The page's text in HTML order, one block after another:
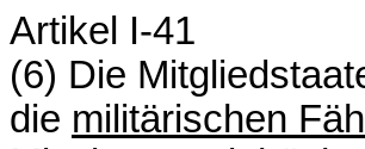
Artikel I-41
(6) Die
die militärischen